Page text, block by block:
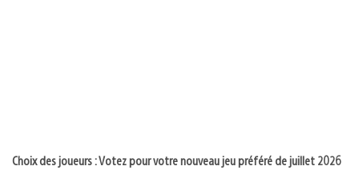
Choix des joueurs : Votez pour votre nouveau jeu préféré de juillet 2026